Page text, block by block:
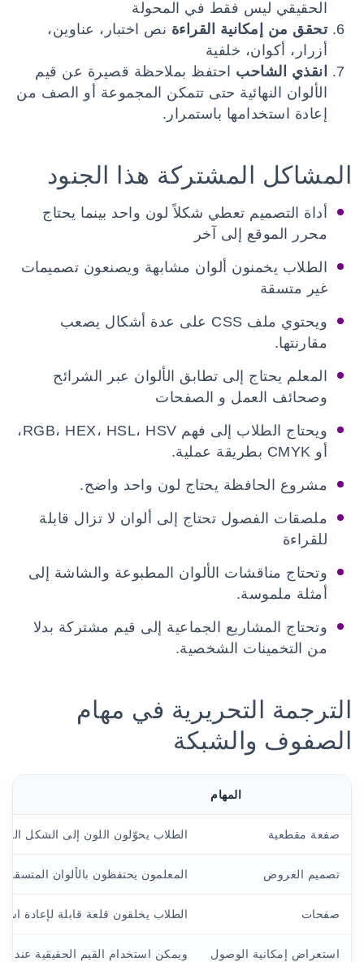
الحقيقي ليس فقط في المحولة
تحقق من إمكانية القراءة نص اختبار، عناوين،
أزرار، أكوان، خلفية
انقذي الشاحب احتفظ بملاحظة قصيرة عن قيم
الألوان النهائية حتى تتمكن المجموعة أو الصف من
إعادة استخدامها باستمرار.
المشاكل المشتركة هذا الجنود
أداة التصميم تعطي شكلاً لون واحد بينما يحتاج
محرر الموقع إلى آخر
الطلاب يخمنون ألوان مشابهة ويصنعون تصميمات
غير متسقة
ويحتوي ملف CSS على عدة أشكال يصعب
مقارنتها.
المعلم يحتاج إلى تطابق الألوان عبر الشرائح
وصحائف العمل و الصفحات
ويحتاج الطلاب إلى فهم RGB، HEX، HSL، HSV،
أو CMYK بطريقة عملية.
مشروع الحافظة يحتاج لون واحد واضح.
ملصقات الفصول تحتاج إلى ألوان لا تزال قابلة
للقراءة
وتحتاج مناقشات الألوان المطبوعة والشاشة إلى
أمثلة ملموسة.
وتحتاج المشاريع الجماعية إلى قيم مشتركة بدلا
من التخمينات الشخصية.
الترجمة التحريرية في مهام
الصفوف والشبكة
المهام
صفعة مقطعية الطلاب يحوّلون اللون إلى الشكل
تصميم العروض المعلمون يحتفظون بالألوان
صفحات الطلاب يخلقون قلعة قابلة لإعادة
استعراض إمكانية الوصول ويمكن استخدام القيم الحقيقية عند